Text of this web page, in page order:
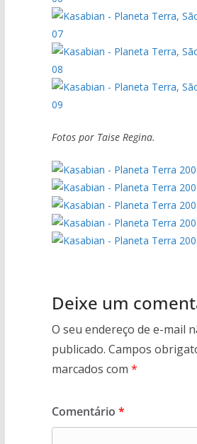
Fotos por Taise Regina.
Deixe um
O seu endereço de e-mail
publicado. Campos
marcados com *
Comentário *